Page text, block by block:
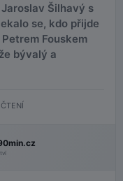
Šilhavý s
se, kdo přijde
Fouskem
bývalý a